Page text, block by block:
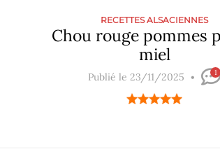
RECETTES ALSACIENNES
Chou rouge pommes
miel
Publié le 23/11/2025 1